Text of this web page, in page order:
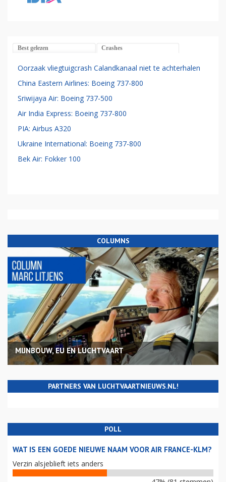
Best gelezen Crashes
Oorzaak vliegtuigcrash Calandkanaal niet te achterhalen
China Eastern Airlines: Boeing 737-800
Sriwijaya Air: Boeing 737-500
Air India Express: Boeing 737-800
PIA: Airbus A320
Ukraine International: Boeing 737-800
Bek Air: Fokker 100
COLUMNS
MIJNBOUW, EU EN LUCHTVAART
PARTNERS VAN LUCHTVAARTNIEUWS.NL!
POLL
WAT IS EEN GOEDE NIEUWE NAAM VOOR AIR FRANCE-KLM?
Verzin alsjeblieft iets anders